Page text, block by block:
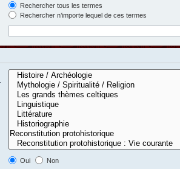
Rechercher tous les termes
Rechercher n’importe lequel de ces termes
Oui
Non